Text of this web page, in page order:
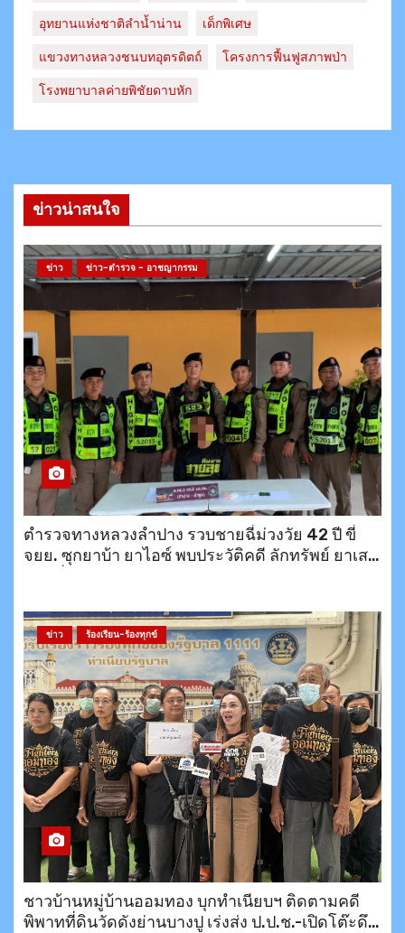
อุทยานแห่งชาติลำน้ำน่าน
เด็กพิเศษ
แขวงทางหลวงชนบทอุตรดิตถ์​
โครงการฟื้นฟูสภาพป่า
โรงพยาบาลค่ายพิชัยดาบหัก
ข่าวน่าสนใจ
ข่าว ข่าว-ตำรวจ - อาชญากรรม
ตำรวจทางหลวงลำปาง รวบชายฉี่ม่วงวัย 42 ปี ขี่
จยย. ซุกยาบ้า ยาไอซ์ พบประวัติคดี ลักทรัพย์ ยาเสพ
ข่าว ร้องเรียน-ร้องทุกข์
ชาวบ้านหมู่บ้านออมทอง บุกทำเนียบฯ ติดตามคดี
พิพาทที่ดินวัดดังย่านบางปู เร่งส่ง ป.ป.ช.-เปิดโต๊ะดึง